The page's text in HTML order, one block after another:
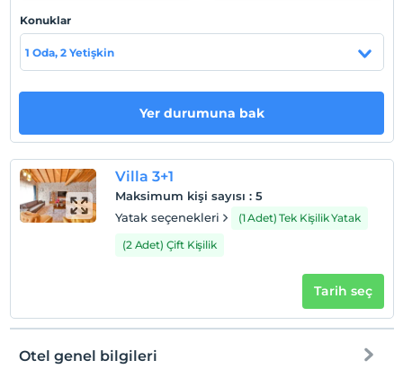
Sahil
En yakın plaja 6 km uzaklıktadır.
Haritada Göster
Otel koşulları
Check/in
Evcil hayvan kabul edilmemektedir.
Sigara
Konuklar
1 Oda, 2 Yetişkin
Yer durumuna bak
Villa 3+1
Maksimum kişi sayısı : 5
Yatak seçenekleri
(1 Adet) Tek Kişilik Yatak
(2 Adet) Çift Kişilik
Tarih seç
Otel genel bilgileri